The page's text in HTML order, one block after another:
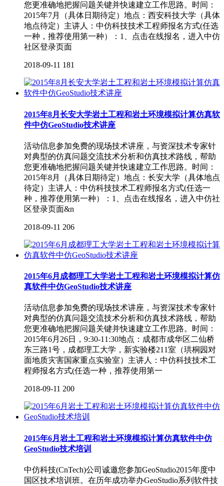
您更准确地把握问题关键并快速建立工作思路。时间：
2015年7月（具体日期待定）地点：西安科技大学（具体
地点待定）主讲人：中仿科技技术工程师报名方式(任选
一种，推荐使用第一种）：1、点击在线报名，进入中仿
社区登录页面
2018-09-11 181
2015年8月长安大学岩土工程和岩土环境模拟计算仿真软
件中仿GeoStudio技术讲座
活动信息参加免费的现场技术讲座，与资深技术专家针
对典型的仿真问题交流技术分析和仿真技术路线，帮助
您更准确地把握问题关键并快速建立工作思路。时间：
2015年8月（具体日期待定）地点：长安大学（具体地点
待定）主讲人：中仿科技技术工程师报名方式(任选一
种，推荐使用第一种）：1、点击在线报名，进入中仿社
区登录页面&n
2018-09-11 206
2015年6月成都理工大学岩土工程和岩土环境模拟计算仿
真软件中仿GeoStudio技术讲座
活动信息参加免费的现场技术讲座，与资深技术专家针
对典型的仿真问题交流技术分析和仿真技术路线，帮助
您更准确地把握问题关键并快速建立工作思路。时间：
2015年6月26日，9:30-11:30地点：成都市成华区二仙桥
东三路1号，成都理工大学，新实验楼211室（珙桐园对
面地质灾害国家重点实验室）主讲人：中仿科技技术工
程师报名方式(任选一种，推荐使用第一
2018-09-11 200
2015年6月岩土工程和岩土环境模拟计算仿真软件中仿
GeoStudio技术培训
中仿科技(CnTech)公司诚邀您参加GeoStudio2015年度中
国区技术培训班。在历年成功举办GeoStudio系列软件技